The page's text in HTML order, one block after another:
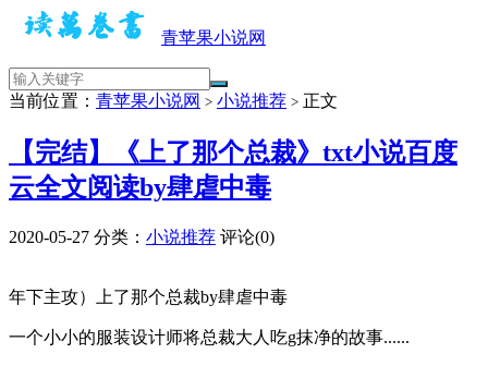
青苹果小说网
当前位置： 青苹果小说网 > 小说推荐 > 正文
【完结】《上了那个总裁》txt小说百度
云全文阅读by肆虐中毒
2020-05-27 分类： 小说推荐 评论(0)
​​年下主攻）上了那个总裁by肆虐中毒
一个小小的服装设计师将总裁大人吃g抹净的故事......